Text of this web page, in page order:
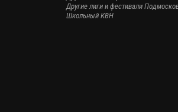
Другие лиги и фестивали
Школьный КВН